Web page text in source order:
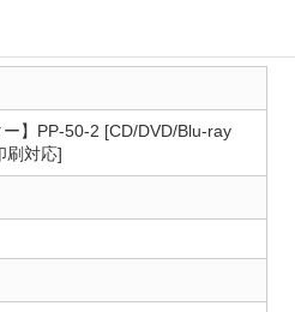
ー】PP-50-2 [CD/DVD/Blu-ray
刷対応]